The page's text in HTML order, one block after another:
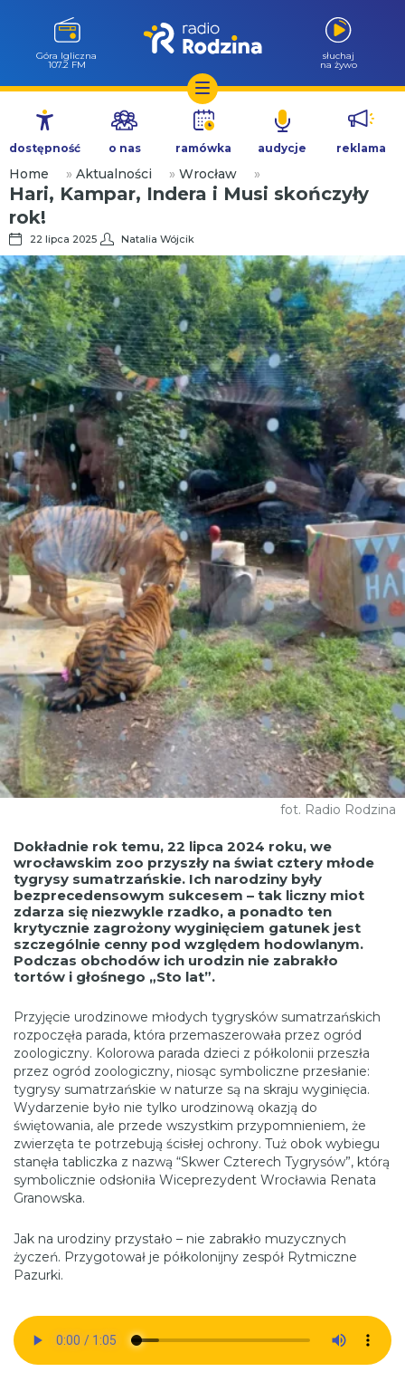
Przejdź
treści
Góra Igliczna
107.2 FM
słuchaj
na żywo
dostępność o nas ramówka audycje reklama
Home » Aktualności » Wrocław »
Hari, Kampar, Indera i Musi skończyły
rok!
22 lipca 2025 Natalia Wójcik
fot. Radio Rodzina
Dokładnie rok temu, 22 lipca 2024 roku, we
wrocławskim zoo przyszły na świat cztery młode
tygrysy sumatrzańskie. Ich narodziny były
bezprecedensowym sukcesem – tak liczny miot
zdarza się niezwykle rzadko, a ponadto ten
krytycznie zagrożony wyginięciem gatunek jest
szczególnie cenny pod względem hodowlanym.
Podczas obchodów ich urodzin nie zabrakło
tortów i głośnego „Sto lat”.
Przyjęcie urodzinowe młodych tygrysków sumatrzańskich
rozpoczęła parada, która przemaszerowała przez ogród
zoologiczny. Kolorowa parada dzieci z półkolonii przeszła
przez ogród zoologiczny, niosąc symboliczne przesłanie:
tygrysy sumatrzańskie w naturze są na skraju wyginięcia.
Wydarzenie było nie tylko urodzinową okazją do
świętowania, ale przede wszystkim przypomnieniem, że
zwierzęta te potrzebują ścisłej ochrony. Tuż obok wybiegu
stanęła tabliczka z nazwą “Skwer Czterech Tygrysów”, którą
symbolicznie odsłoniła Wiceprezydent Wrocławia Renata
Granowska.
Jak na urodziny przystało – nie zabrakło muzycznych
życzeń. Przygotował je półkolonijny zespół Rytmiczne
Pazurki.